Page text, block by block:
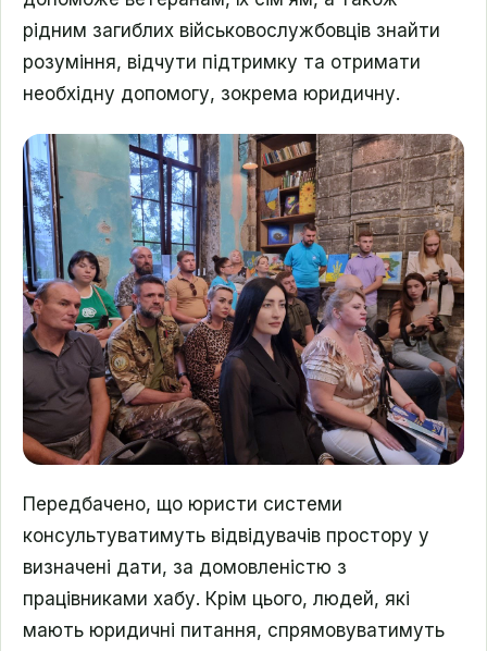
рідним загиблих військовослужбовців знайти
розуміння, відчути підтримку та отримати
необхідну допомогу, зокрема юридичну.
Передбачено, що юристи системи
консультуватимуть відвідувачів простору у
визначені дати, за домовленістю з
працівниками хабу. Крім цього, людей, які
мають юридичні питання, спрямовуватимуть